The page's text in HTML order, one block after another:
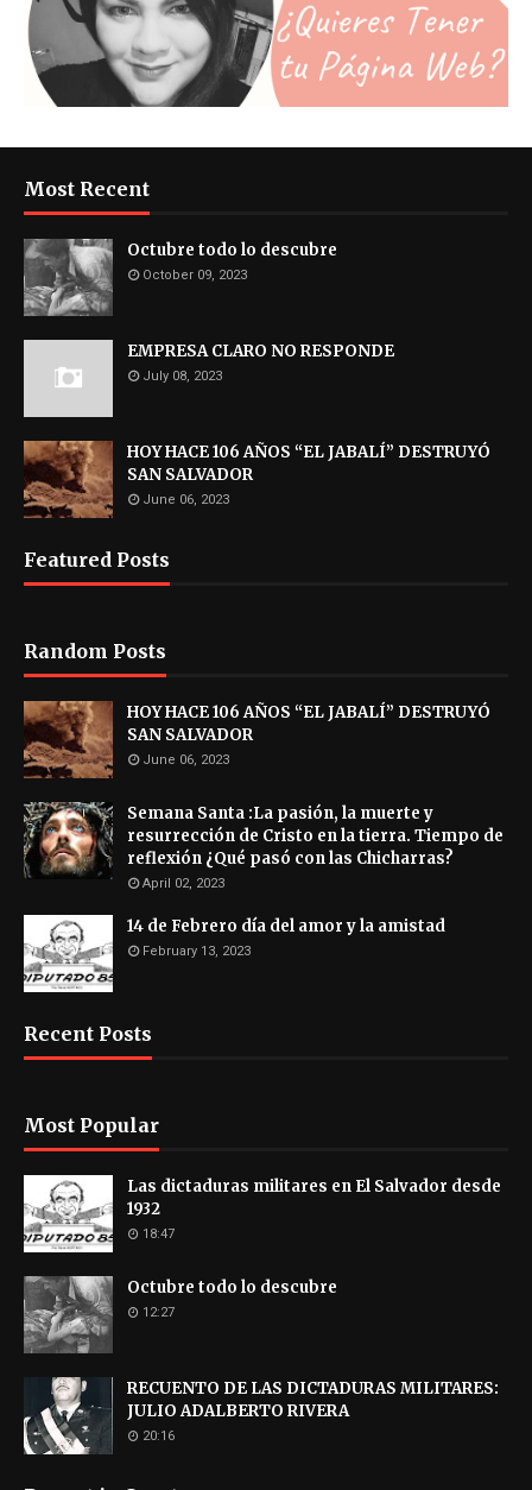
Most Recent
Octubre todo lo descubre
October 09, 2023
EMPRESA CLARO NO RESPONDE
July 08, 2023
HOY HACE 106 AÑOS “EL JABALÍ” DESTRUYÓ
SAN SALVADOR
June 06, 2023
Featured Posts
Random Posts
HOY HACE 106 AÑOS “EL JABALÍ” DESTRUYÓ
SAN SALVADOR
June 06, 2023
Semana Santa :La pasión, la muerte y
resurrección de Cristo en la tierra. Tiempo de
reflexión ¿Qué pasó con las Chicharras?
April 02, 2023
14 de Febrero día del amor y la amistad
February 13, 2023
Recent Posts
Most Popular
Las dictaduras militares en El Salvador desde
1932
18:47
Octubre todo lo descubre
12:27
RECUENTO DE LAS DICTADURAS MILITARES:
JULIO ADALBERTO RIVERA
20:16